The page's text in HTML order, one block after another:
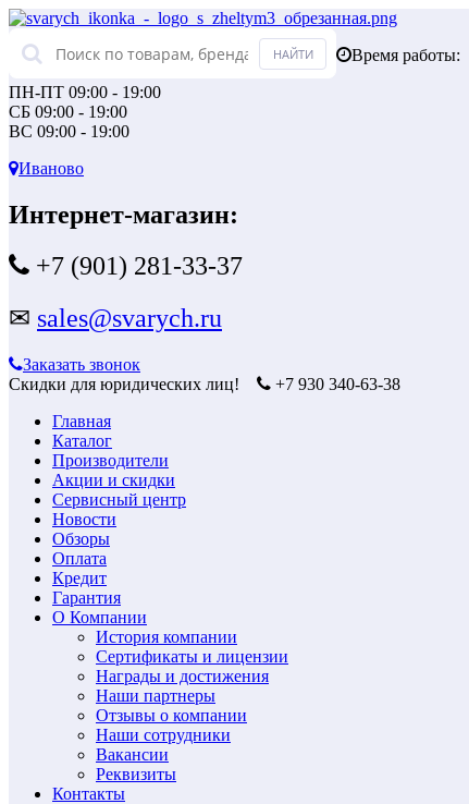
Время работы:
ПН-ПТ 09:00 - 19:00
СБ 09:00 - 19:00
ВС 09:00 - 19:00
Иваново
Интернет-магазин:
+7 (901) 281-33-37
✉ sales@svarych.ru
Заказать звонок
Скидки для юридических лиц!
+7 930 340-63-38
Главная
Каталог
Производители
Акции и скидки
Сервисный центр
Новости
Обзоры
Оплата
Кредит
Гарантия
О Компании
История компании
Сертификаты и лицензии
Награды и достижения
Наши партнеры
Отзывы о компании
Наши сотрудники
Вакансии
Реквизиты
Контакты